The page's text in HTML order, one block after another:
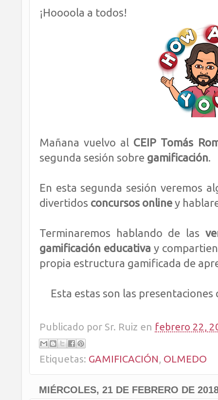
¡Hoooola a todos!
Mañana vuelvo al CEIP Tomás
segunda sesión sobre gamificación.
En esta segunda sesión veremos
divertidos concursos online y
Terminaremos hablando de las
gamificación educativa y
propia estructura gamificada de
Esta estas son las
Publicado por Sr. Ruiz en febrero 22,
Etiquetas: GAMIFICACIÓN, OLMEDO
MIÉRCOLES, 21 DE FEBRERO DE